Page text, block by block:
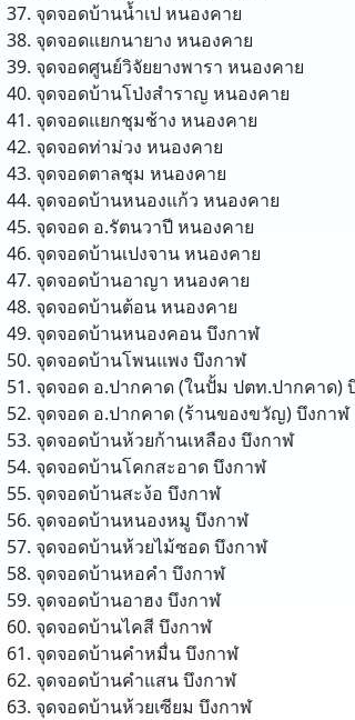
จุดจอดบ้านน้ำเปหนองคาย
จุดจอดแยกนายาง หนองคาย
จุดจอดศูนย์วิจัยยางพารา หนองคาย
จุดจอดบ้านโป่งสำราญ หนองคาย
จุดจอดแยกชุมช้าง หนองคาย
จุดจอดท่าม่วง หนองคาย
จุดจอดตาลชุม หนองคาย
จุดจอดบ้านหนองแก้ว หนองคาย
จุดจอด อ.รัตนวาปีหนองคาย
จุดจอดบ้านเปงจานหนองคาย
จุดจอดบ้านอาญา หนองคาย
จุดจอดบ้านต้อนหนองคาย
จุดจอดบ้านหนองคอนบึงกาฬ
จุดจอดบ้านโพนแพง บึงกาฬ
จุดจอด อ.ปากคาด (ในปั้ม ปตท.ปากคาด)
จุดจอด อ.ปากคาด (ร้านของขวัญ)บึงกาฬ
จุดจอดบ้านห้วยก้านเหลือง บึงกาฬ
จุดจอดบ้านโคกสะอาดบึงกาฬ
จุดจอดบ้านสะง้อ บึงกาฬ
จุดจอดบ้านหนองหมู บึงกาฬ
จุดจอดบ้านห้วยไม้ซอดบึงกาฬ
จุดจอดบ้านหอคำ บึงกาฬ
จุดจอดบ้านอาฮง บึงกาฬ
จุดจอดบ้านไคสีบึงกาฬ
จุดจอดบ้านคำหมื่นบึงกาฬ
จุดจอดบ้านคำแสนบึงกาฬ
จุดจอดบ้านห้วยเซียม บึงกาฬ